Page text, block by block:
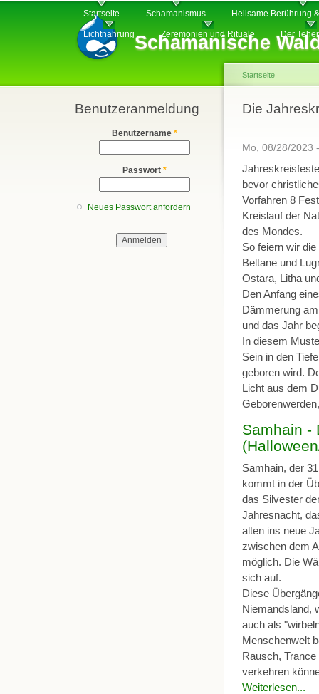
Schamanische
Hauptmenü
Startseite Schamanismus Heilsame Berührung
Lichtnahrung Zeremonien und Rituale Der
Benutzeranmeldung
Benutzername *
Passwort *
Neues Passwort anfordern
Sie sind hier
Startseite
Die
Mo, 08/28/
bevor
Vorfahren 8
Kreislauf der
des Mondes.
So feiern wir
Beltane und
Ostara, Litha
Den Anfang
Dämmerung
und das Jahr
In diesem
Sein in den
geboren wird.
Licht aus dem
Samhain -
Samhain, der
kommt in der
das Silvester
Jahresnacht,
alten ins neue
zwischen dem
möglich. Die
sich auf.
Diese
Niemandsland,
auch als
Menschenwelt
Rausch,
verkehren
Weiterlesen...